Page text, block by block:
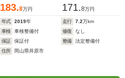
183.8万円 171.8万円
年式 2019年 走行 7.2万km
車検
車検整備付 修復
なし
保証
保証付 整備
法定整備付
住所
岡山県井原市